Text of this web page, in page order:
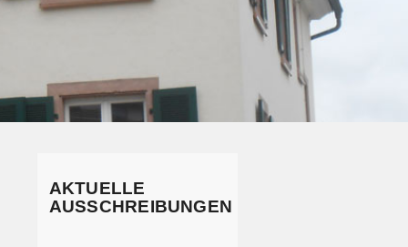
AKTUELLE
AUSSCHREIBUNGEN